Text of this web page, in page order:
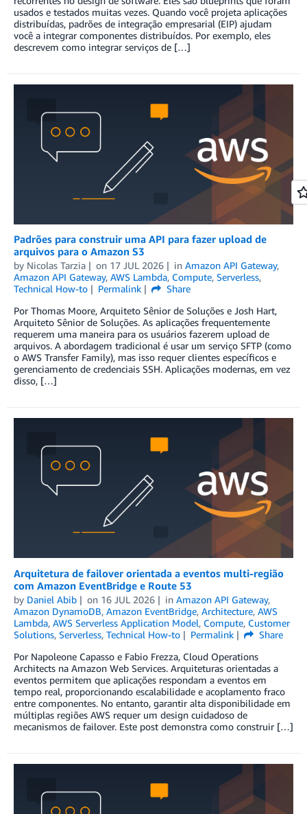
usados e testados muitas vezes. Quando você projeta aplicações
distribuídas, padrões de integração empresarial (EIP) ajudam
você a integrar componentes distribuídos. Por exemplo, eles
descrevem como integrar serviços de […]
Padrões para construir uma API para fazer upload de
arquivos para o Amazon S3
by Nicolas Tarzia on 17 JUL 2026 in Amazon API Gateway,
Amazon API Gateway, AWS Lambda, Compute, Serverless,
Technical How-to
Permalink
Share
Por Thomas Moore, Arquiteto Sênior de Soluções e Josh Hart,
Arquiteto Sênior de Soluções. As aplicações frequentemente
requerem uma maneira para os usuários fazerem upload de
arquivos. A abordagem tradicional é usar um serviço SFTP (como
o AWS Transfer Family), mas isso requer clientes específicos e
gerenciamento de credenciais SSH. Aplicações modernas, em vez
disso, […]
Arquitetura de failover orientada a eventos multi-região
com Amazon EventBridge e Route 53
by Daniel Abib on 16 JUL 2026 in Amazon API Gateway,
Amazon DynamoDB, Amazon EventBridge, Architecture, AWS
Lambda, AWS Serverless Application Model, Compute, Customer
Solutions, Serverless, Technical How-to Permalink
Share
Por Napoleone Capasso e Fabio Frezza, Cloud Operations
Architects na Amazon Web Services. Arquiteturas orientadas a
eventos permitem que aplicações respondam a eventos em
tempo real, proporcionando escalabilidade e acoplamento fraco
entre componentes. No entanto, garantir alta disponibilidade em
múltiplas regiões AWS requer um design cuidadoso de
mecanismos de failover. Este post demonstra como construir […]